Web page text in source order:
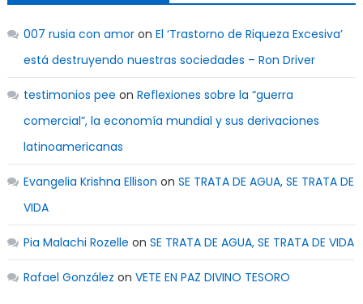
007 rusia con amoron El ‘Trastorno de Riqueza Excesiva’
está destruyendo nuestras sociedades – Ron Driver
testimonios pee on Reflexiones sobre la “guerra
comercial”, la economía mundial y sus derivaciones
latinoamericanas
Evangelia Krishna Ellison on SE TRATA DE AGUA, SE TRATA DE
VIDA
Pia Malachi Rozelle on SE TRATA DE AGUA, SE TRATA DE VIDA
Rafael González on VETE EN PAZ DIVINO TESORO